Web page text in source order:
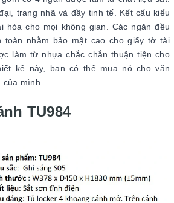
trang nhã và đầy tinh tế. Kết cấu kiểu
hòa cho mọi không gian. Các ngăn đều
toàn nhằm bảo mật cao cho giấy tờ tài
làm từ nhựa chắc chắn thuận tiện cho
kế này, bạn có thể mua nó cho văn
của mình.
TU984